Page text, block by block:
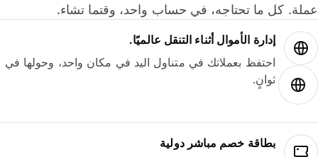
كل ما تحتاجه، في حساب واحد، وقتما تشاء.
إدارة الأموال أثناء التنقل عالميًا.
احتفظ بعملاتك في متناول اليد في مكان واحد، وحولها في
ثوانٍ.
بطاقة خصم مباشر دولية